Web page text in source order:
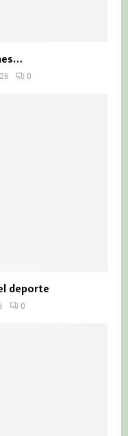
0
deporte
0